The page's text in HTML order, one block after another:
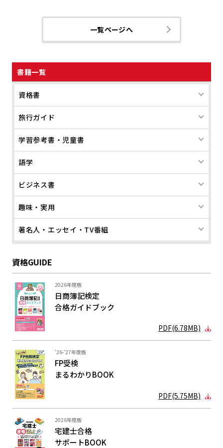
書籍一覧
資格書
旅行ガイド
学習参考書・児童書
語学
ビジネス書
趣味・実用
著名人・エッセイ・TV番組
資格GUIDE
2026年度版
日商簿記検定
合格ガイドブック
PDF(6.78MB)
'26-'27年度版
FP受検
まるわかりBOOK
PDF(5.75MB)
2026年度版
宅建士合格
サポートBOOK
一覧ページへ